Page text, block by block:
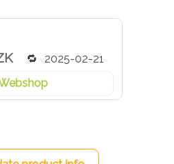
2025-02-21